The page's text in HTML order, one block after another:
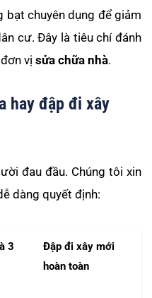
bạt chuyên dụng để giảm
cư. Đây là tiêu chí đánh
vị sửa chữa nhà.
hay đập đi xây
đau đầu. Chúng tôi xin
dàng quyết định:
3
Đập đi xây mới
hoàn toàn